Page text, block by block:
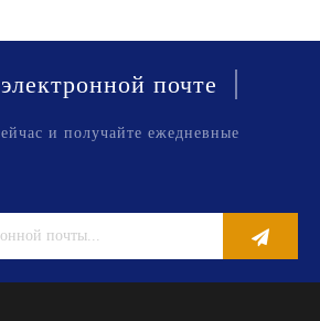
почте |
и получайте ежедневные